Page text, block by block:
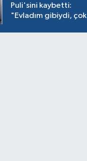
Puli'sini kaybetti:
"Evladım gibiydi, çok